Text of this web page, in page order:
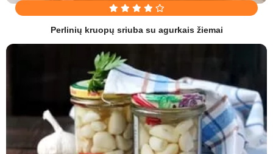
Perlinių kruopų sriuba su agurkais žiemai